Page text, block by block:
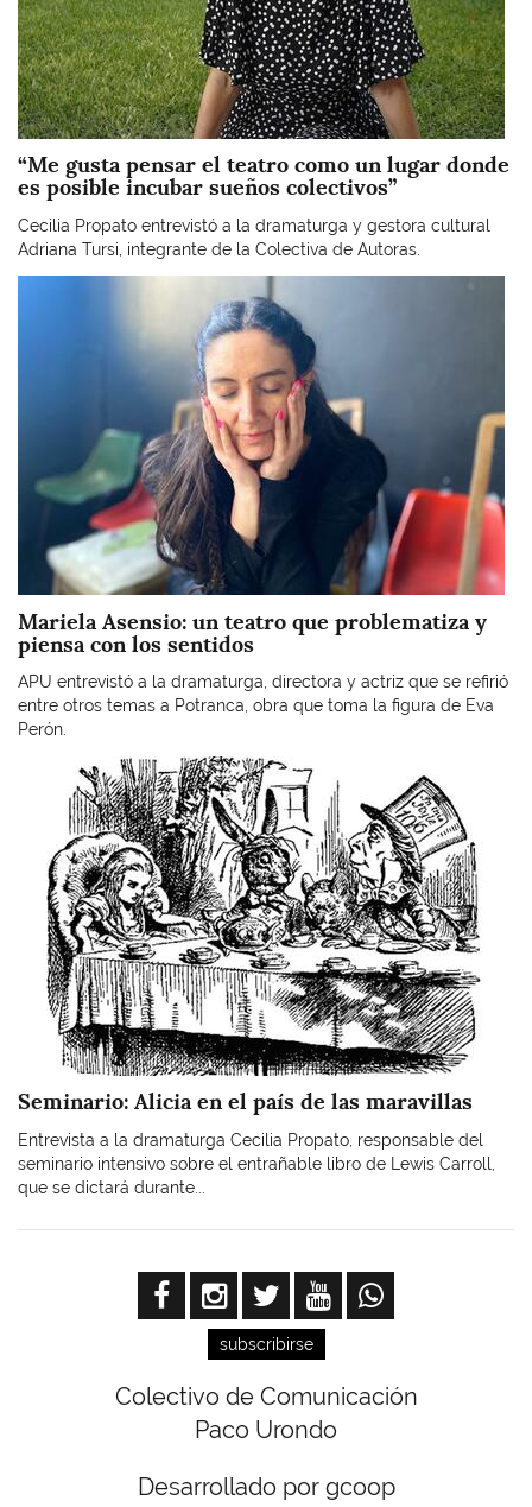
“Me gusta pensar el teatro como un lugar donde
es posible incubar sueños colectivos”
Cecilia Propato entrevistó a la dramaturga y gestora cultural
Adriana Tursi, integrante de la Colectiva de Autoras.
Mariela Asensio: un teatro que problematiza y
piensa con los sentidos
APU entrevistó a la dramaturga, directora y actriz que se refirió
entre otros temas a Potranca, obra que toma la figura de Eva
Perón.
Seminario: Alicia en el país de las maravillas
Entrevista a la dramaturga Cecilia Propato, responsable del
seminario intensivo sobre el entrañable libro de Lewis Carroll,
que se dictará durante...
subscribirse
Colectivo de Comunicación
Paco Urondo
Desarrollado por gcoop